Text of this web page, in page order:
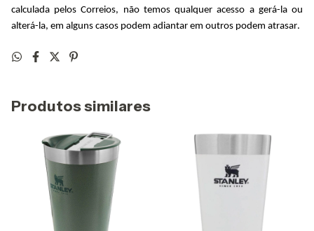
calculada pelos Correios, não temos qualquer acesso a gerá-la ou
alterá-la, em alguns casos podem adiantar em outros podem atrasar.
Produtos similares